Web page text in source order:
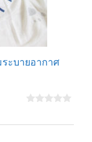
ะบายอากาศ
u